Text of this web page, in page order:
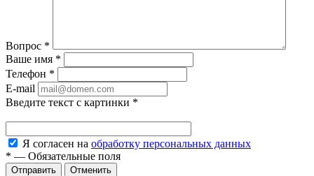
Вопрос *
Ваше имя *
Телефон *
E-mail
Введите текст с картинки *
Я согласен на обработку персональных данных
* — Обязательные поля
Отменить